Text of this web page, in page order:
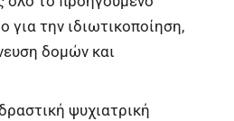
για την ιδιωτικοποίηση,
δομών και
ψυχιατρική